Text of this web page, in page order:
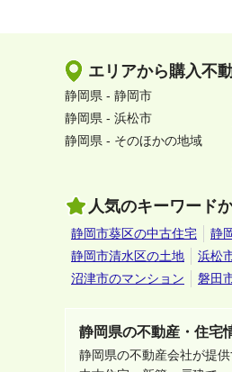
エリアから購入不
静岡県 - 静岡市
静岡県 - 浜松市
静岡県 - そのほかの地域
人気のキーワード
静岡市葵区の中古住宅 静
静岡市清水区の土地
浜松
沼津市のマンション
磐田
静岡県の不動産・住宅
静岡県の不動産会社が提